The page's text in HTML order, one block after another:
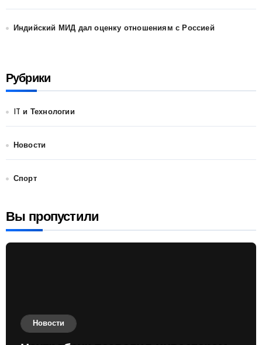
Индийский МИД дал оценку отношениям с Россией
Рубрики
IT и Технологии
Новости
Спорт
Вы пропустили
Новости